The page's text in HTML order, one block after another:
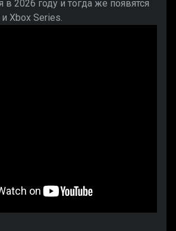
в 2026 году и тогда же появятся
Xbox Series.